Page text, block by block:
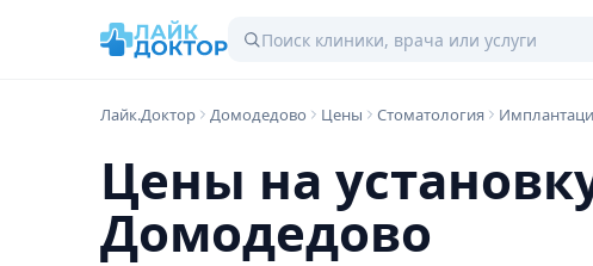
Лайк.Доктор Домодедово Цены Стоматология
Цены на
Домодедово